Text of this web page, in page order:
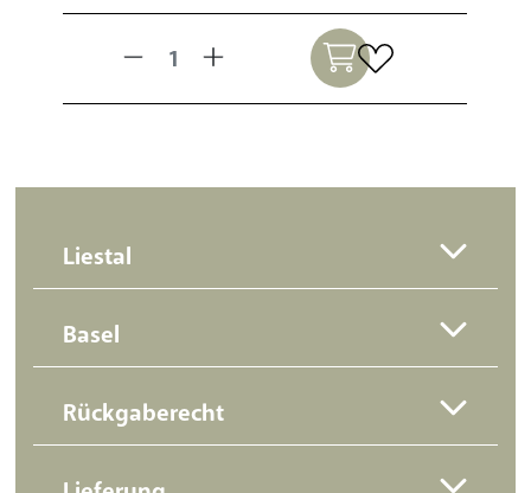
Liestal
Basel
Rückgaberecht
Lieferung